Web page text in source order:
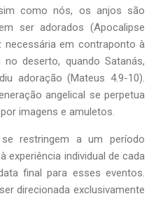
como nós, os anjos são
ser adorados (Apocalipse
necessária em contraponto à
deserto, quando Satanás,
adoração (Mateus 4.9-10).
angelical se perpetua
imagens e amuletos.
restringem a um período
experiência individual de cada
final para esses eventos.
direcionada exclusivamente